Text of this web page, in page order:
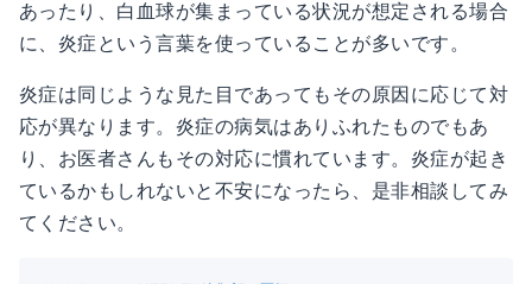
あったり、白血球が集まっている状況が想定される場合
に、炎症という言葉を使っていることが多いです。
炎症は同じような見た目であってもその原因に応じて対
応が異なります。炎症の病気はありふれたものでもあ
り、お医者さんもその対応に慣れています。炎症が起き
ているかもしれないと不安になったら、是非相談してみ
てください。